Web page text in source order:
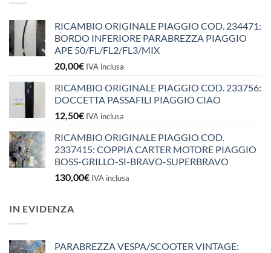
RICAMBIO ORIGINALE PIAGGIO COD. 234471:
BORDO INFERIORE PARABREZZA PIAGGIO
APE 50/FL/FL2/FL3/MIX
20,00€ IVA inclusa
RICAMBIO ORIGINALE PIAGGIO COD. 233756:
DOCCETTA PASSAFILI PIAGGIO CIAO
12,50€ IVA inclusa
RICAMBIO ORIGINALE PIAGGIO COD.
2337415: COPPIA CARTER MOTORE PIAGGIO
BOSS-GRILLO-SI-BRAVO-SUPERBRAVO
130,00€ IVA inclusa
IN EVIDENZA
PARABREZZA VESPA/SCOOTER VINTAGE: